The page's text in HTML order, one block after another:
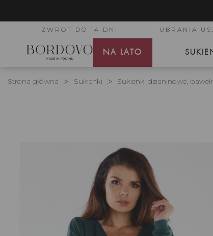
ZWROT DO 14 DNI UBRANIA
NA LATO
Strona główna Sukienki Sukienki dzianinowe,